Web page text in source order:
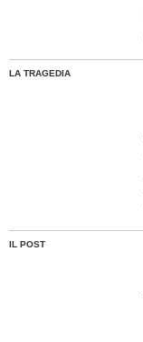
LA TRAGEDIA
IL POST